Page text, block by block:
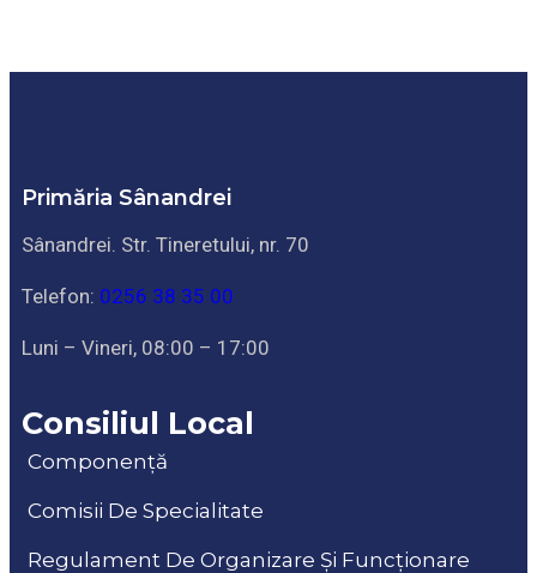
Primăria Sânandrei
Sânandrei. Str. Tineretului, nr. 70
Telefon: 0256 38 35 00
Luni – Vineri, 08:00 – 17:00
Consiliul Local
Componență
Comisii De Specialitate
Regulament De Organizare Și Funcționare